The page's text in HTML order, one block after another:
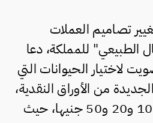
تصاميم العملات
الطبيعي" للمملكة، دعا
لاختيار الحيوانات التي
من الأوراق النقدية،
والتي تشمل فئات 5 و10 و20 و50 جنيها، حيث